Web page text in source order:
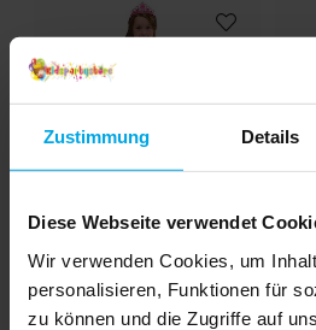
Zustimmung Details
Diese Webseite verwendet
Wir verwenden Cookies, um
personalisieren, Funktionen für
zu können und die Zugriffe auf
Barbie Verkleidungsset
4-6 Jahre
29,90 €
29,90 €